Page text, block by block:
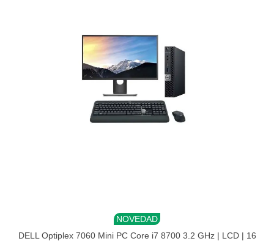
NOVEDAD
DELL Optiplex 7060 Mini PC Core i7 8700 3.2 GHz | LCD | 16